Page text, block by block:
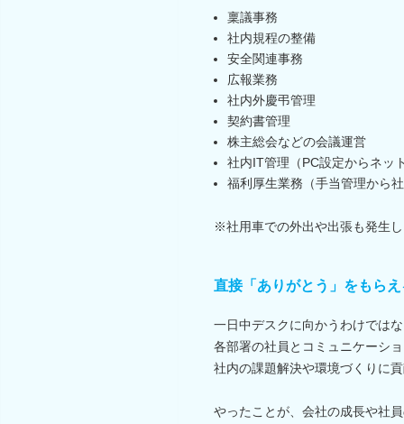
稟議事務
社内規程の整備
安全関連事務
広報業務
社内外慶弔管理
契約書管理
株主総会などの会議運営
社内IT管理（PC設定からネッ
福利厚生業務（手当管理から
※社用車での外出や出張も発生
直接「ありがとう」をもら
一日中デスクに向かうわけでは
各部署の社員とコミュニケーシ
社内の課題解決や環境づくりに
やったことが、会社の成長や社